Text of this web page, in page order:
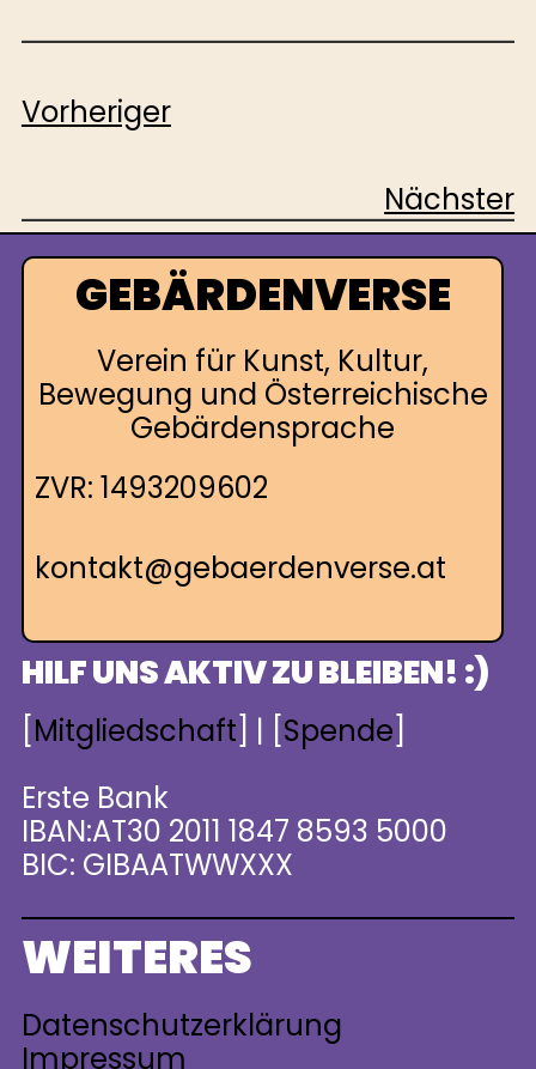
Vorheriger
Nächster
GEBÄRDENVERSE
Verein für Kunst, Kultur,
Bewegung und Österreichische
Gebärdensprache
ZVR: 1493209602
kontakt@gebaerdenverse.at
HILF UNS AKTIV ZU BLEIBEN! :)
Mitgliedschaft ] | [ Spende
Erste Bank
IBAN:AT30 2011 1847 8593 5000
BIC: GIBAATWWXXX
WEITERES
Datenschutzerklärung
Impressum